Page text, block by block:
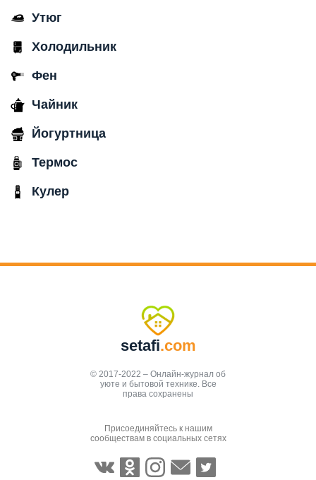
Утюг
Холодильник
Фен
Чайник
Йогуртница
Термос
Кулер
setafi.com
© 2017-2022 – Онлайн-журнал об
уюте и бытовой технике. Все
права сохранены
Присоединяйтесь к нашим
сообществам в социальных сетях